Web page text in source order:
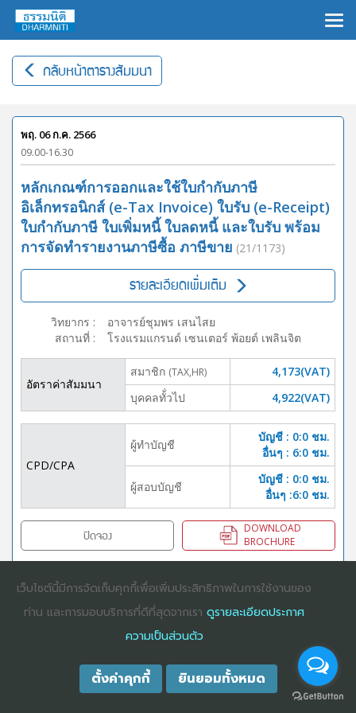
กลับหน้าตารางสัมมนา
พฤ. 06 ก.ค. 2566
09.00-16.30
หลักเกณฑ์การออกและใช้ใบกำกับภาษี
อิเล็กทรอนิกส์ (e-Tax Invoice) ใบรับ (e-Receipt)
ใบกำกับภาษี ใบเพิ่มหนี้ ใบลดหนี้ และใบรับ พร้อม
การจัดทำรายงานภาษีซื้อ ภาษีขาย (21/1173)
รายละเอียดเพิ่มเติม
วิทยากร :
อาจารย์ชุมพร เสนไสย
สถานที่ : โรงแรมแกรนด์ เซนเตอร์ พ้อยต์ เพลินจิต
อัตราค่าสัมมนา
สมาชิก (TAX,HR)
4,173(VAT)
บุคคลทั้่วไป
4,922(VAT)
CPD/CPA
ผู้ทำบัญชี
บัญชี : 0:0 ชม.
อื่นๆ : 6:0 ชม.
ผู้สอบบัญชี
บัญชี : 0:0 ชม.
อื่นๆ :6:0 ชม.
ปิดจอง
DOWNLOAD
BROCHURE
COPYRIGHT ©2025DHARMNITI SEMINAR AND TRAINING CO., LTD
เว็บไซต์นี้มีการจัดเก็บคุกกี้เพื่อเพิ่มประสิทธิภาพในการใช้งานของ
ท่าน และการมอบบริการที่ดีที่สุดจากเรา ดูรายละเอียดประกาศ
ความเป็นส่วนตัว
ตั้งค่าคุกกี้ ยินยอมทั้งหมด
×